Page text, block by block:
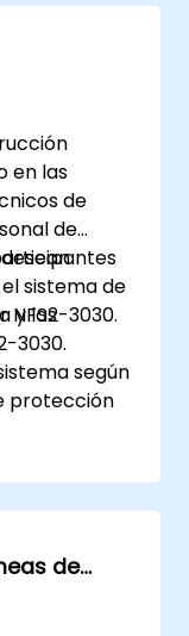
en las
de
de
sistema de
3030.
y las
3030.
según
protección
combate
de